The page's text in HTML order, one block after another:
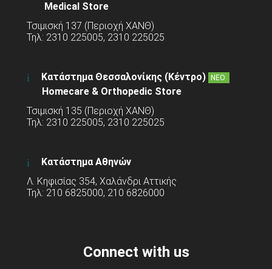
Medical Store
Τσιμισκή 137 (Περιοχή ΧΑΝΘ)
Τηλ: 2310 225005, 2310 225025
Κατάστημα Θεσσαλονίκης (Κέντρο) ΝΕΟ
Homecare & Orthopedic Store
Τσιμισκή 135 (Περιοχή ΧΑΝΘ)
Τηλ: 2310 225005, 2310 225025
Κατάστημα Αθηνών
Λ. Κηφισίας 354, Χαλάνδρι Αττικής
Τηλ: 210 6825000, 210 6826000
Connect with us